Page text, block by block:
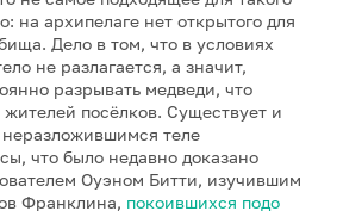
на архипелаге нет открытого для
Дело в том, что в условиях
не разлагается, а значит,
разрывать медведи, что
жителей посёлков. Существует и
теле
что было недавно доказано
Оуэном Битти, изучившим
Франклина, покоившихся подо